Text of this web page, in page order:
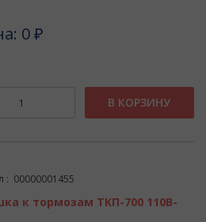
0 ₽
В КОРЗИНУ
: 00000001455
к тормозам ТКП-700 110В-